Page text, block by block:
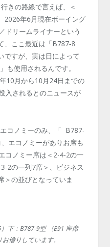
きの路線で言えば、＜
2026年6月現在ボーイング
ドリームライナーという
、ここ最近は「B787-8
ですが、実は日によって
も使用されるんです。
10月から10月24日までの
入されるとのニュースが
コノミーのみ、「 B787-
エコノミーがありお席も
ノミー席は＜2-4-2の一
2の一列7席＞、ビジネス
＞の並びとなっていま
下：B787-9型 （E91 座席
借りしています。